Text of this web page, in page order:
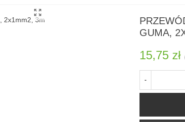
GUMA,
15,75 zł
-